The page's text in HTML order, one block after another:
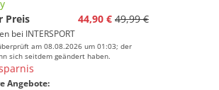
Preis
44,90 € 49,99 €
bei INTERSPORT
am 08.08.2026 um 01:03; der
sich seitdem geändert haben.
Angebote: